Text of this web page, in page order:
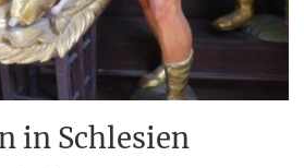
in Schlesien